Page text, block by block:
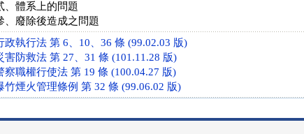
、體系上的問題
、廢除後造成之問題
政執行法 第 6、10、36 條 (99.02.03 版)
害防救法 第 27、31 條 (101.11.28 版)
察職權行使法 第 19 條 (100.04.27 版)
竹煙火管理條例 第 32 條 (99.06.02 版)